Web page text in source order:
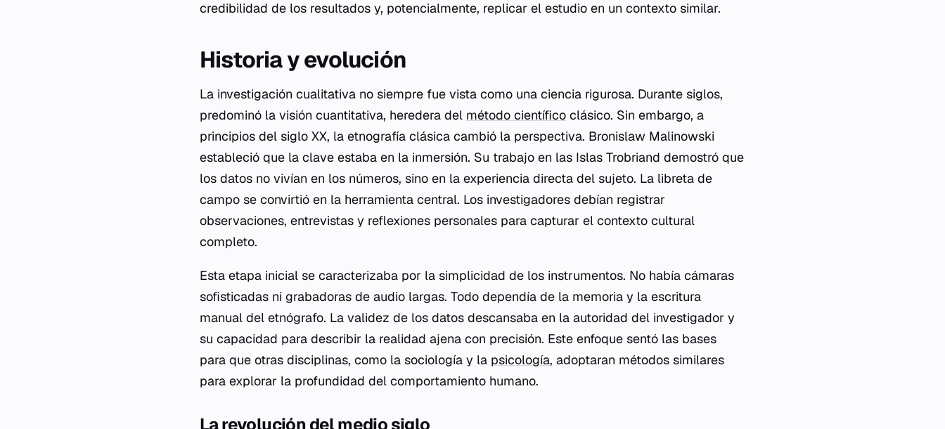
credibilidad de los resultados y, potencialmente, replicar el estudio en un contexto similar.
Historia y evolución
La investigación cualitativa no siempre fue vista como una ciencia rigurosa. Durante siglos,
predominó la visión cuantitativa, heredera del método científico clásico. Sin embargo, a
principios del siglo XX, la etnografía clásica cambió la perspectiva. Bronislaw Malinowski
estableció que la clave estaba en la inmersión. Su trabajo en las Islas Trobriand demostró que
los datos no vivían en los números, sino en la experiencia directa del sujeto. La libreta de
campo se convirtió en la herramienta central. Los investigadores debían registrar
observaciones, entrevistas y reflexiones personales para capturar el contexto cultural
completo.
Esta etapa inicial se caracterizaba por la simplicidad de los instrumentos. No había cámaras
sofisticadas ni grabadoras de audio largas. Todo dependía de la memoria y la escritura
manual del etnógrafo. La validez de los datos descansaba en la autoridad del investigador y
su capacidad para describir la realidad ajena con precisión. Este enfoque sentó las bases
para que otras disciplinas, como la sociología y la psicología, adoptaran métodos similares
para explorar la profundidad del comportamiento humano.
La revolución del medio siglo